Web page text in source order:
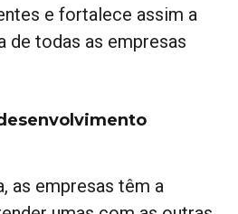
e fortalece assim a
todas as empresas
as empresas têm a